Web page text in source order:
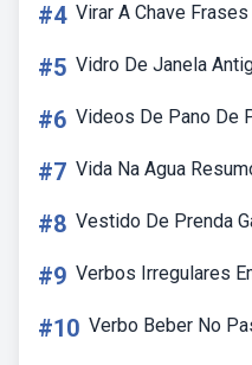
#4 Virar A Chave Frases
#5 Vidro De Janela
#6 Videos De Pano De
#7 Vida Na Agua
#8 Vestido De Prenda
#9 Verbos Irregulares
#10 Verbo Beber No